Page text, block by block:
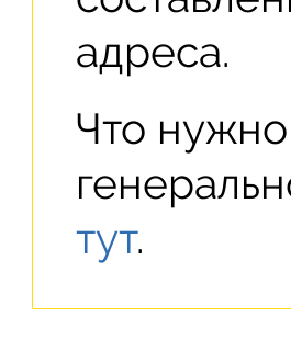
адреса.
Что
тут.